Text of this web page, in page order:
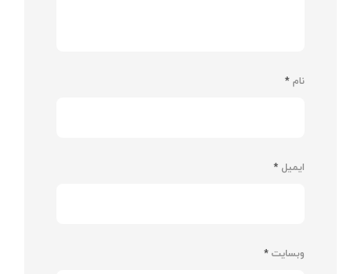
نام *
ایمیل *
وبسایت *